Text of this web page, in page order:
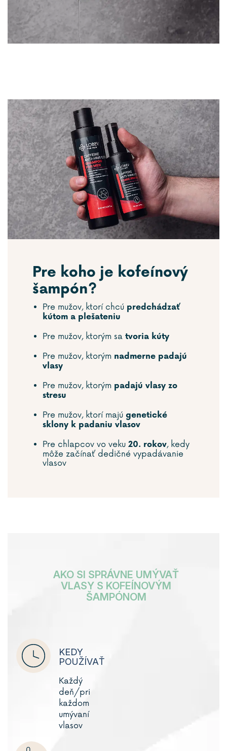
Pre koho je kofeínový
šampón?
Pre mužov, ktorí chcú predchádzať
kútom a plešateniu
Pre mužov, ktorým sa tvoria kúty
Pre mužov, ktorým nadmerne padajú
vlasy
Pre mužov, ktorým padajú vlasy zo
stresu
Pre mužov, ktorí majú genetické
sklony k padaniu vlasov
Pre chlapcov vo veku 20. rokov, kedy
môže začínať dedičné vypadávanie
vlasov
AKO SI SPRÁVNE UMÝVAŤ
VLASY S KOFEÍNOVÝM
ŠAMPÓNOM
KEDY
POUŽÍVAŤ
Každý
deň/pri
každom
umývaní
vlasov